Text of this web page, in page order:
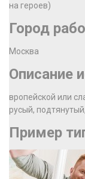
на героев)
Город
Москва
Описание
вропейской или
русый,
Пример